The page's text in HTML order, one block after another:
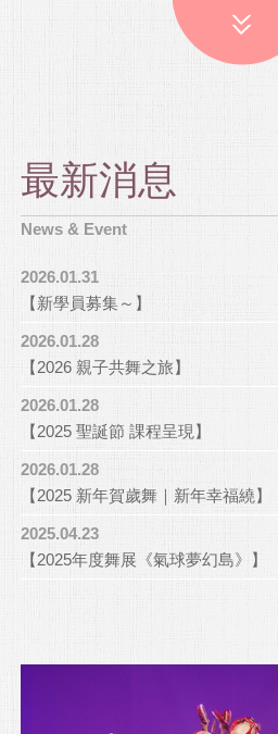
最新消息
News & Event
2026.01.31
【新學員募集～】
2026.01.28
【2026 親子共舞之旅】
2026.01.28
【2025 聖誕節 課程呈現】
2026.01.28
【2025 新年賀歲舞｜新年幸福繞】
2025.04.23
【2025年度舞展《氣球夢幻島》】